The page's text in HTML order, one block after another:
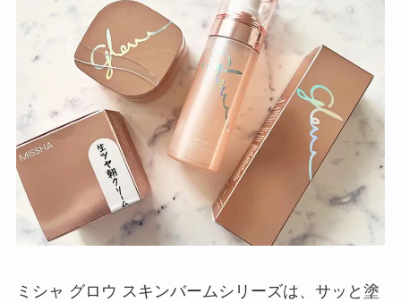
ミシャ グロウ スキンバームシリーズは、サッと塗